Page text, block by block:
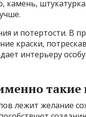
и потертости. В
краски,
интерьеру
лежит желание